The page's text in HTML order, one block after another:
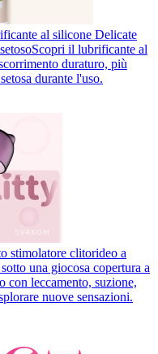
al silicone Delicate
Scopri il lubrificante al
duraturo, più
durante l'uso.
stimolatore clitorideo a
una giocosa copertura a
con leccamento, suzione,
nuove sensazioni.